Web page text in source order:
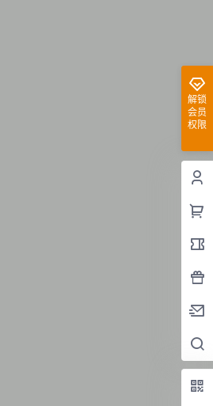
解锁
会员
权限